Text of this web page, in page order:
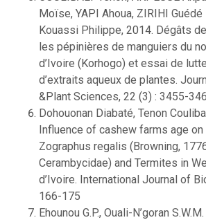
Moïse, YAPI Ahoua, ZIRIHI Guédé
Kouassi Philippe, 2014. Dégâts
les pépinières de manguiers du
d’Ivoire (Korhogo) et essai de
d’extraits aqueux de plantes.
&Plant Sciences, 22 (3) : 3455-
Dohouonan Diabaté, Tenon
Influence of cashew farms age
Zographus regalis (Browning,
Cerambycidae) and Termites in
d’Ivoire. International Journal of
166-175
Ehounou G.P., Ouali-N’goran